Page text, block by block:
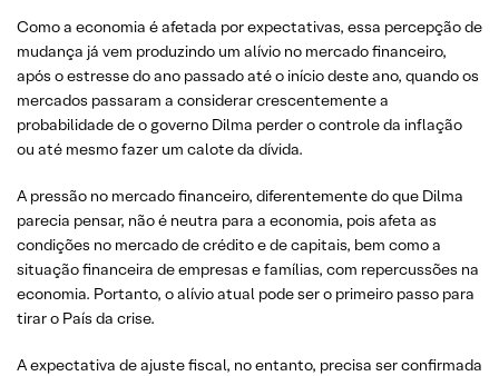
Como a economia é afetada por expectativas, essa percepção de
mudança já vem produzindo um alívio no mercado financeiro,
após o estresse do ano passado até o início deste ano, quando os
mercados passaram a considerar crescentemente a
probabilidade de o governo Dilma perder o controle da inflação
ou até mesmo fazer um calote da dívida.
A pressão no mercado financeiro, diferentemente do que Dilma
parecia pensar, não é neutra para a economia, pois afeta as
condições no mercado de crédito e de capitais, bem como a
situação financeira de empresas e famílias, com repercussões na
economia. Portanto, o alívio atual pode ser o primeiro passo para
tirar o País da crise.
A expectativa de ajuste fiscal, no entanto, precisa ser confirmada